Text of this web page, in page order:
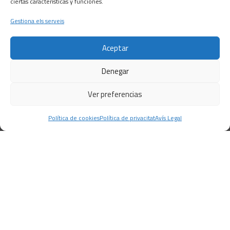
Gestiona els serveis
Aceptar
Denegar
Ver preferencias
Política de cookiesPolítica de privacitatAvís Legal
CONTACTE
C/ Barcelona, 74 – Tortosa 43500
T 977445339 / M 607333789